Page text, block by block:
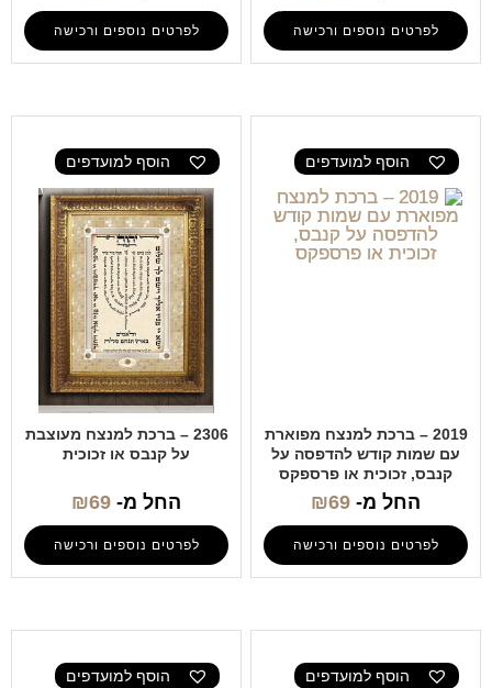
לפרטים נוספים ורכישה לפרטים נוספים ורכישה
הוסף למועדפים
2019 – ברכת למנצח מפוארת
עם שמות קודש להדפסה על
קנבס, זכוכית או פרספקס
החל מ- ₪69
לפרטים נוספים ורכישה
הוסף למועדפים
2306 – ברכת למנצח מעוצבת
על קנבס או זכוכית
החל מ- ₪69
לפרטים נוספים ורכישה
הוסף למועדפים הוסף למועדפים